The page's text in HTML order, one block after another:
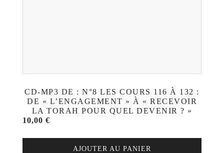
CD-MP3 DE : N°8 LES COURS 116 À 132 :
DE « L’ENGAGEMENT » À « RECEVOIR
LA TORAH POUR QUEL DEVENIR ? »
10,00 €
AJOUTER AU PANIER